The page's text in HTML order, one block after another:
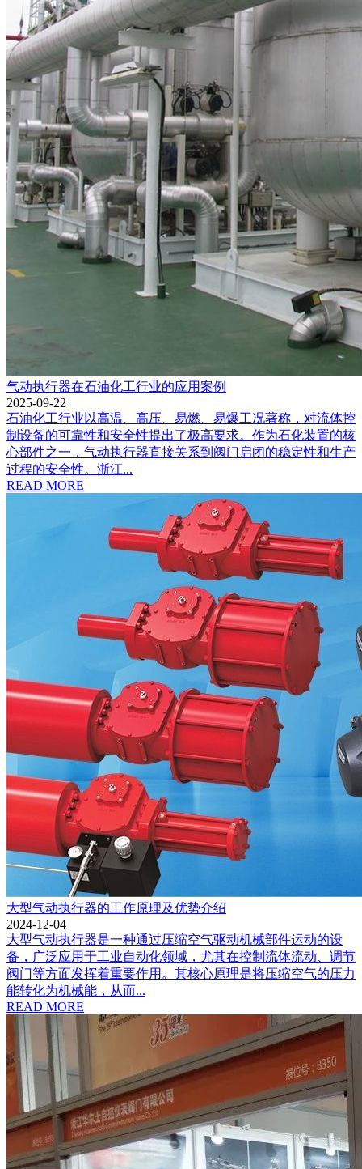
气动执行器在石油化工行业的应用案例
2025-09-22
石油化工行业以高温、高压、易燃、易爆工况著称，对流体控
制设备的可靠性和安全性提出了极高要求。作为石化装置的核
心部件之一，气动执行器直接关系到阀门启闭的稳定性和生产
过程的安全性。浙江...
READ MORE
大型气动执行器的工作原理及优势介绍
2024-12-04
大型气动执行器是一种通过压缩空气驱动机械部件运动的设
备，广泛应用于工业自动化领域，尤其在控制流体流动、调节
阀门等方面发挥着重要作用。其核心原理是将压缩空气的压力
能转化为机械能，从而...
READ MORE